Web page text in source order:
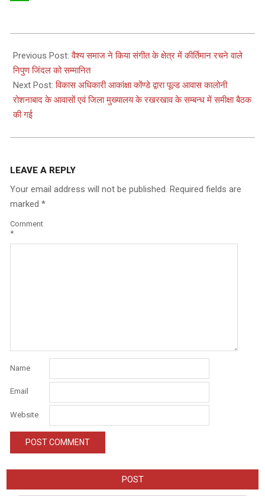
06-
25
Previous Post:वैश्य समाज ने किया संगीत के क्षेत्र में कीर्तिमान रचने वाले
निपुण जिंदल को सम्मानित
Next Post:विकास अधिकारी आकांक्षा कोंण्डे द्वारा पूल्ड आवास कालोनी
रोशनाबाद के आवासों एवं जिला मुख्यालय के रखरखाव के सम्बन्ध में समीक्षा बैठक
की गई
LEAVE A REPLY
Your email address will not be published. Required fields are
marked *
Comment
*
Name
Email
Website
POST